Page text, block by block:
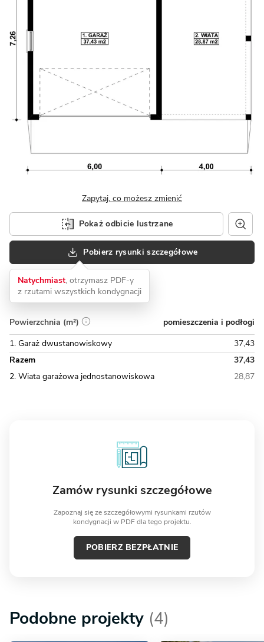
Zapytaj, co możesz zmienić
Pokaż odbicie lustrzane
Pobierz rysunki szczegółowe
Natychmiast, otrzymasz PDF-y
z rzutami wszystkich kondygnacji
Powierzchnia (m²)
pomieszczenia i podłogi
1. Garaż dwustanowiskowy
37,43
Razem
37,43
2. Wiata garażowa jednostanowiskowa
28,87
Zamów rysunki szczegółowe
Zapoznaj się ze szczegółowymi rysunkami rzutów
kondygnacji w PDF dla tego projektu.
POBIERZ BEZPŁATNIE
Podobne projekty (4)